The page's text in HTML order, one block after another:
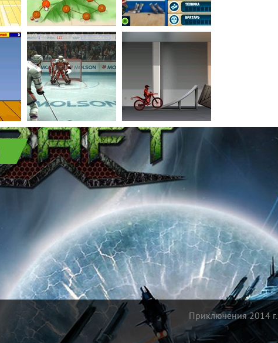
Приключения 2014 г.